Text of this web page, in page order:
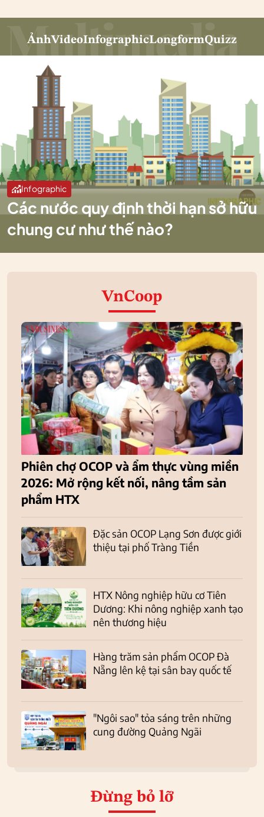
ẢnhVideoInfographicLongformQuizz
Infographic
Các nước quy định thời hạn sở hữu
chung cư như thế nào?
VnCoop
Phiên chợ OCOP và ẩm thực vùng miền
2026: Mở rộng kết nối, nâng tầm sản
phẩm HTX
Đặc sản OCOP Lạng Sơn được giới
thiệu tại phố Tràng Tiền
HTX Nông nghiệp hữu cơ Tiên
Dương: Khi nông nghiệp xanh tạo
nên thương hiệu
Hàng trăm sản phẩm OCOP Đà
Nẵng lên kệ tại sân bay quốc tế
"Ngôi sao" tỏa sáng trên những
cung đường Quảng Ngãi
Đừng bỏ lỡ